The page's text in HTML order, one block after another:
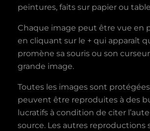
peintures, faits sur papier ou
Chaque image peut être vue en
en cliquant sur le + qui apparaît
promène sa souris ou son
grande image.
Toutes les images sont
peuvent être reproduites à des
lucratifs à condition de citer
source. Les autres reproductions